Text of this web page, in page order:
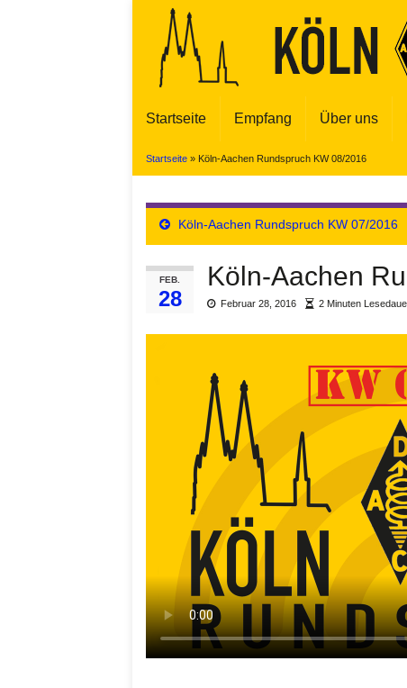
Startseite Empfang Über uns
Startseite » Köln-Aachen Rundspruch KW 08/2016
Köln-Aachen Rundspruch KW 07/2016
FEB.
28
Köln-Aachen
Februar 28, 2016 2 Minuten